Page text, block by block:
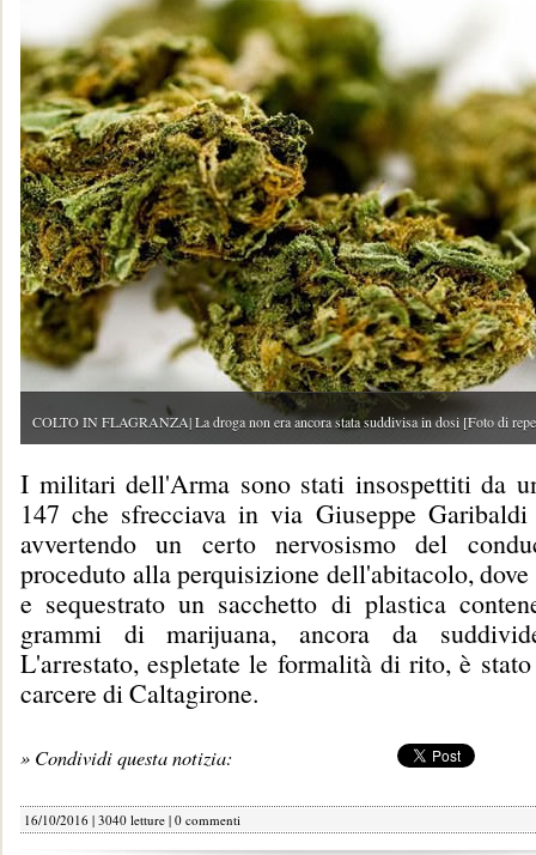
COLTO IN FLAGRANZA| La droga non era ancora stata suddivisa in dosi [Foto di
I militari dell'Arma sono stati insospettiti da
147 che sfrecciava in via Giuseppe
avvertendo un certo nervosismo del
proceduto alla perquisizione dell'abitacolo, dove
e sequestrato un sacchetto di plastica
grammi di marijuana, ancora da
L'arrestato, espletate le formalità di rito, è
carcere di Caltagirone.
» Condividi questa notizia:
16/10/2016 | 3040 letture | 0 commenti